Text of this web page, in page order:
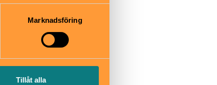
har använt deras tjänster.
Marknadsföring
Tillåt alla
buss 834